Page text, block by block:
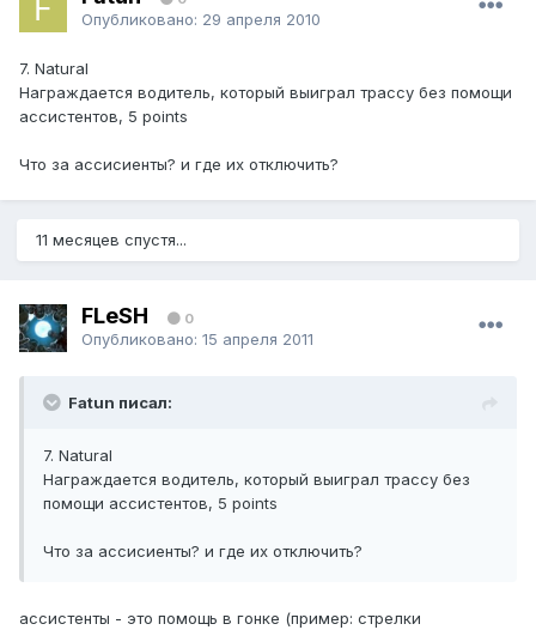
Опубликовано: 29 апреля 2010
7. Natural
Награждается водитель, который выиграл трассу без помощи
ассистентов, 5 points
Что за ассисиенты? и где их отключить?
11 месяцев спустя...
FLeSH 0
Опубликовано: 15 апреля 2011
Fatun писал:
7. Natural
Награждается водитель, который выиграл трассу без
помощи ассистентов, 5 points
Что за ассисиенты? и где их отключить?
ассистенты - это помощь в гонке (пример: стрелки